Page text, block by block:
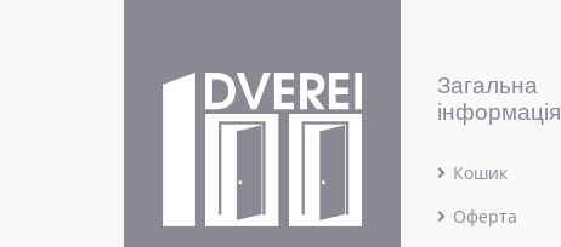
Загальна
інформація
Кошик
Оферта